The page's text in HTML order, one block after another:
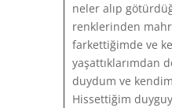
neler alıp
renklerinden
farkettiğimde ve
yaşattıklarımdan
duydum ve
Hissettiğim